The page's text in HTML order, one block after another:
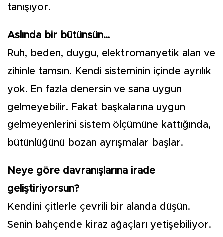
tanışıyor.
Aslında bir bütünsün…
Ruh, beden, duygu, elektromanyetik alan ve
zihinle tamsın. Kendi sisteminin içinde ayrılık
yok. En fazla denersin ve sana uygun
gelmeyebilir. Fakat başkalarına uygun
gelmeyenlerini sistem ölçümüne kattığında,
bütünlüğünü bozan ayrışmalar başlar.
Neye göre davranışlarına irade
geliştiriyorsun?
Kendini çitlerle çevrili bir alanda düşün.
Senin bahçende kiraz ağaçları yetişebiliyor.